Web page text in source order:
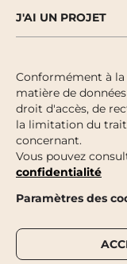
J'AI UN PROJET
Conformément à
matière de
droit d'accès, de
la limitation du
concernant.
Vous pouvez
confidentialité
Paramètres des